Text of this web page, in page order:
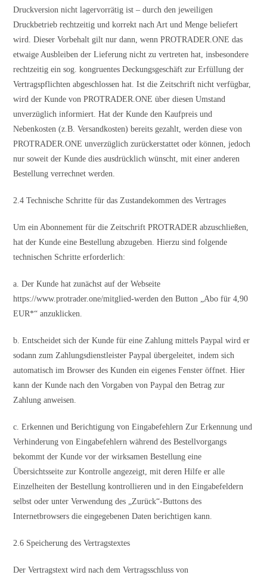
Druckversion nicht lagervorrätig ist – durch den jeweiligen
Druckbetrieb rechtzeitig und korrekt nach Art und Menge beliefert
wird. Dieser Vorbehalt gilt nur dann, wenn PROTRADER.ONE das
etwaige Ausbleiben der Lieferung nicht zu vertreten hat, insbesondere
rechtzeitig ein sog. kongruentes Deckungsgeschäft zur Erfüllung der
Vertragspflichten abgeschlossen hat. Ist die Zeitschrift nicht verfügbar,
wird der Kunde von PROTRADER.ONE über diesen Umstand
unverzüglich informiert. Hat der Kunde den Kaufpreis und
Nebenkosten (z.B. Versandkosten) bereits gezahlt, werden diese von
PROTRADER.ONE unverzüglich zurückerstattet oder können, jedoch
nur soweit der Kunde dies ausdrücklich wünscht, mit einer anderen
Bestellung verrechnet werden.
2.4 Technische Schritte für das Zustandekommen des Vertrages
Um ein Abonnement für die Zeitschrift PROTRADER abzuschließen,
hat der Kunde eine Bestellung abzugeben. Hierzu sind folgende
technischen Schritte erforderlich:
a. Der Kunde hat zunächst auf der Webseite
https://www.protrader.one/mitglied-werden den Button „Abo für 4,90
EUR*“ anzuklicken.
b. Entscheidet sich der Kunde für eine Zahlung mittels Paypal wird er
sodann zum Zahlungsdienstleister Paypal übergeleitet, indem sich
automatisch im Browser des Kunden ein eigenes Fenster öffnet. Hier
kann der Kunde nach den Vorgaben von Paypal den Betrag zur
Zahlung anweisen.
c. Erkennen und Berichtigung von Eingabefehlern Zur Erkennung und
Verhinderung von Eingabefehlern während des Bestellvorgangs
bekommt der Kunde vor der wirksamen Bestellung eine
Übersichtsseite zur Kontrolle angezeigt, mit deren Hilfe er alle
Einzelheiten der Bestellung kontrollieren und in den Eingabefeldern
selbst oder unter Verwendung des „Zurück“-Buttons des
Internetbrowsers die eingegebenen Daten berichtigen kann.
2.6 Speicherung des Vertragstextes
Der Vertragstext wird nach dem Vertragsschluss von